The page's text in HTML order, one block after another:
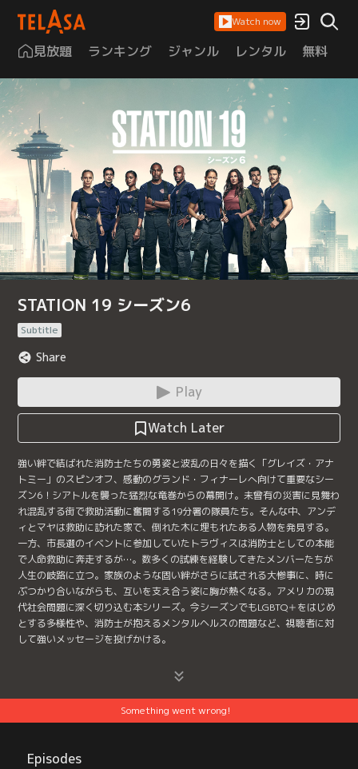
Watch now
見放題 ランキング ジャンル レンタル 無料
STATION 19 シーズン6
Subtitle
Share
Play
Watch Later
強い絆で結ばれた消防士たちの勇姿と波乱の日々を描く「グレイズ・アナ
トミー」のスピンオフ、感動のグランド・フィナーレへ向けて重要なシー
ズン6！シアトルを襲った猛烈な竜巻からの幕開け。未曾有の災害に見舞わ
れ混乱する街で救助活動に奮闘する19分署の隊員たち。そんな中、アンデ
ィとマヤは救助に訪れた家で、倒れた木に埋もれたある人物を発見する。
一方、市長選のイベントに参加していたトラヴィスは消防士としての本能
で人命救助に奔走するが…。数多くの試練を経験してきたメンバーたちが
人生の岐路に立つ。家族のような固い絆がさらに試される大惨事に、時に
ぶつかり合いながらも、互いを支え合う姿に胸が熱くなる。アメリカの現
代社会問題に深く切り込む本シリーズ。今シーズンでもLGBTQ＋をはじめ
とする多様性や、消防士が抱えるメンタルヘルスの問題など、視聴者に対
して強いメッセージを投げかける。
Something went wrong!
Episodes